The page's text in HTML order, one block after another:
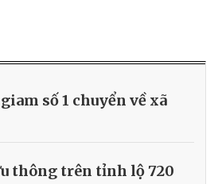
số 1 chuyển về xã
thông trên tỉnh lộ 720